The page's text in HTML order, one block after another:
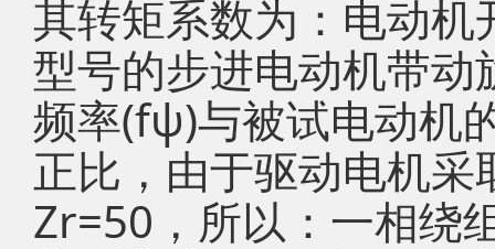
其转矩系数为：电动
型号的步进电动机带
频率(fψ)与被试电动机
正比，由于驱动电机
Zr=50，所以：一相绕